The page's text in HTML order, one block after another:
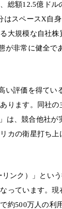
総額12.5億ドル
はスペースX自
大規模な自社株
が非常に健全で
い評価を得てい
ります。同社の
は、競合他社
カの衛星打ち上
ンク）」とい
っています。
約500万人の利